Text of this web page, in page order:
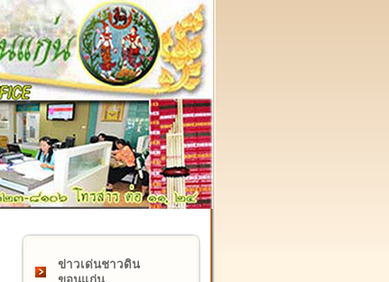
๑๗ กุมภาพันธ์ "วันคล้ายวันสถาปนากรมที่ดิน" ครบรอบ ๑๒๒
ข่าวเด่นชาวดิน